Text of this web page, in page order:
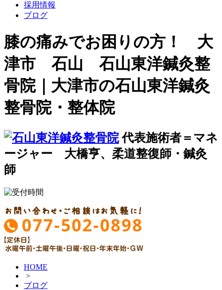
採用情報
ブログ
膝の痛みでお困りの方！ 大
津市 石山 石山東洋鍼灸整
骨院｜大津市の石山東洋鍼灸
整骨院・整体院
代表施術者＝マネ
ージャー 大橋亨、柔道整復師・鍼灸
師
HOME
>
ブログ